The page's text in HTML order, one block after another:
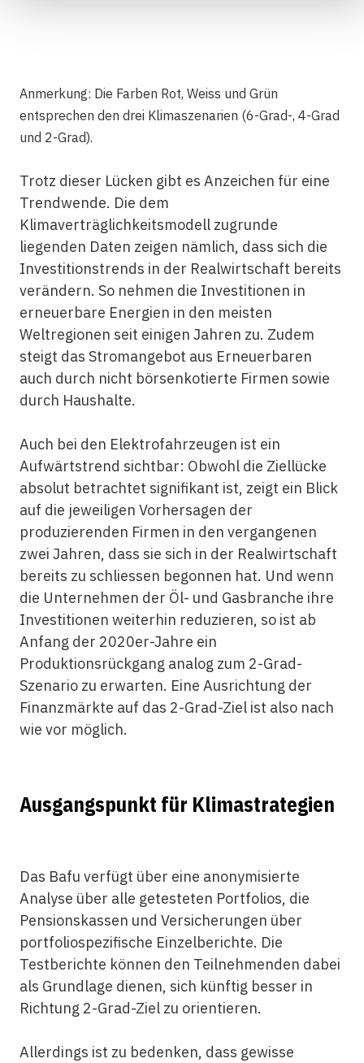
Anmerkung: Die Farben Rot, Weiss und Grün
entsprechen den drei Klimaszenarien (6-Grad-, 4-Grad
und 2-Grad).
Trotz dieser Lücken gibt es Anzeichen für eine
Trendwende. Die dem
Klimaverträglichkeitsmodell zugrunde
liegenden Daten zeigen nämlich, dass sich die
Investitionstrends in der Realwirtschaft bereits
verändern. So nehmen die Investitionen in
erneuerbare Energien in den meisten
Weltregionen seit einigen Jahren zu. Zudem
steigt das Stromangebot aus Erneuerbaren
auch durch nicht börsenkotierte Firmen sowie
durch Haushalte.
Auch bei den Elektrofahrzeugen ist ein
Aufwärtstrend sichtbar: Obwohl die Ziellücke
absolut betrachtet signifikant ist, zeigt ein Blick
auf die jeweiligen Vorhersagen der
produzierenden Firmen in den vergangenen
zwei Jahren, dass sie sich in der Realwirtschaft
bereits zu schliessen begonnen hat. Und wenn
die Unternehmen der Öl- und Gasbranche ihre
Investitionen weiterhin reduzieren, so ist ab
Anfang der 2020er-Jahre ein
Produktionsrückgang analog zum 2-Grad-
Szenario zu erwarten. Eine Ausrichtung der
Finanzmärkte auf das 2-Grad-Ziel ist also nach
wie vor möglich.
Ausgangspunkt für Klimastrategien
Das Bafu verfügt über eine anonymisierte
Analyse über alle getesteten Portfolios, die
Pensionskassen und Versicherungen über
portfoliospezifische Einzelberichte. Die
Testberichte können den Teilnehmenden dabei
als Grundlage dienen, sich künftig besser in
Richtung 2-Grad-Ziel zu orientieren.
Allerdings ist zu bedenken, dass gewisse